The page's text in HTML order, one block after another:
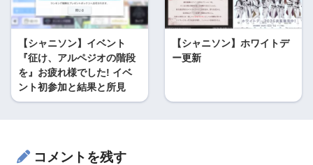
【シャニソン】イベント
『征け、アルペジオの階段
を』お疲れ様でした! イベ
ント初参加と結果と所見
【シャニソン】ホワイトデ
ー更新
コメントを残す